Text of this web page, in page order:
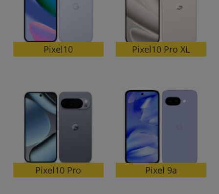
Pixel10 Pixel10 Pro XL
Pixel10 Pro Pixel 9a
ドライブの絞り込み
商品状態の絞り込み
「新品」「未使用」「中古」など
CPU
OSの絞り込み
~
~